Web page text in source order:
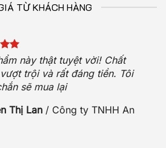
TỪ KHÁCH HÀNG
này thật tuyệt vời! Chất
trội và rất đáng tiền. Tôi
sẽ mua lại
Thị Lan / Công ty TNHH An